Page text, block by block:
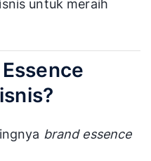
untuk meraih
brand essence